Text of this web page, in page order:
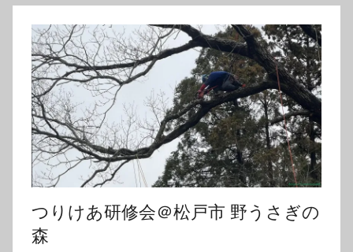
つりけあ研修会＠松戸市 野うさぎの
森